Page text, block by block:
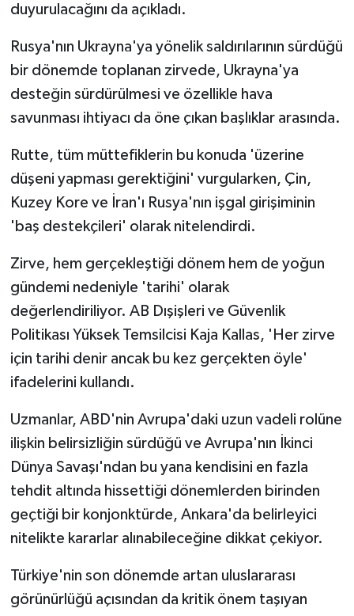
duyurulacağını da açıkladı.
Rusya'nın Ukrayna'ya yönelik saldırılarının sürdüğü
bir dönemde toplanan zirvede, Ukrayna'ya
desteğin sürdürülmesi ve özellikle hava
savunması ihtiyacı da öne çıkan başlıklar arasında.
Rutte, tüm müttefiklerin bu konuda 'üzerine
düşeni yapması gerektiğini' vurgularken, Çin,
Kuzey Kore ve İran'ı Rusya'nın işgal girişiminin
'baş destekçileri' olarak nitelendirdi.
Zirve, hem gerçekleştiği dönem hem de yoğun
gündemi nedeniyle 'tarihi' olarak
değerlendiriliyor. AB Dışişleri ve Güvenlik
Politikası Yüksek Temsilcisi Kaja Kallas, 'Her zirve
için tarihi denir ancak bu kez gerçekten öyle'
ifadelerini kullandı.
Uzmanlar, ABD'nin Avrupa'daki uzun vadeli rolüne
ilişkin belirsizliğin sürdüğü ve Avrupa'nın İkinci
Dünya Savaşı'ndan bu yana kendisini en fazla
tehdit altında hissettiği dönemlerden birinden
geçtiği bir konjonktürde, Ankara'da belirleyici
nitelikte kararlar alınabileceğine dikkat çekiyor.
Türkiye'nin son dönemde artan uluslararası
görünürlüğü açısından da kritik önem taşıyan